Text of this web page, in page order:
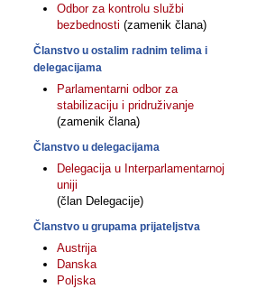
Odbor za kontrolu službi
bezbednosti (zamenik člana)
Članstvo u ostalim radnim telima i
delegacijama
Parlamentarni odbor za
stabilizaciju i pridruživanje
(zamenik člana)
Članstvo u delegacijama
Delegacija u Interparlamentarnoj
uniji
(član Delegacije)
Članstvo u grupama prijateljstva
Austrija
Danska
Poljska